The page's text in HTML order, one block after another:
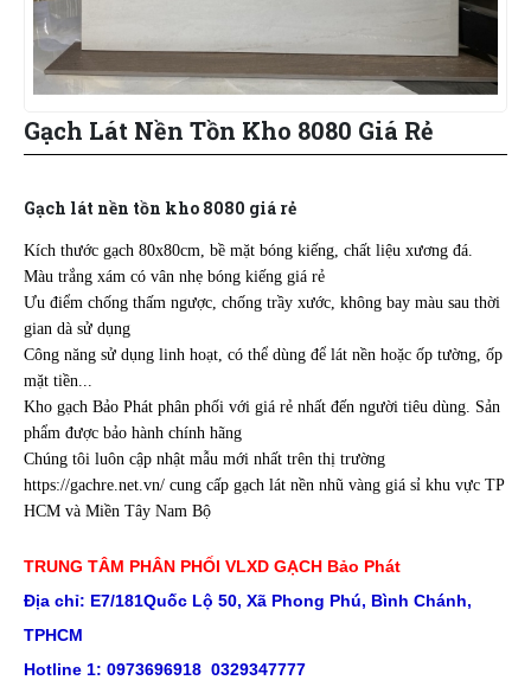
Gạch Lát Nền Tồn Kho 8080 Giá Rẻ
Gạch lát nền tồn kho 8080 giá rẻ
Kích thước gạch 80x80cm, bề mặt bóng kiếng, chất liệu xương đá.
Màu trắng xám có vân nhẹ bóng kiếng giá rẻ
Ưu điểm chống thấm ngược, chống trầy xước, không bay màu sau thời
gian dà sử dụng
Công năng sử dụng linh hoạt, có thể dùng để lát nền hoặc ốp tường, ốp
mặt tiền...
Kho gạch Bảo Phát phân phối với giá rẻ nhất đến người tiêu dùng. Sản
phẩm được bảo hành chính hãng
Chúng tôi luôn cập nhật mẫu mới nhất trên thị trường
https://gachre.net.vn/ cung cấp gạch lát nền nhũ vàng giá sỉ khu vực TP
HCM và Miền Tây Nam Bộ
TRUNG TÂM PHÂN PHỐI VLXD GẠCH Bảo Phát
Địa chỉ: E7/181Quốc Lộ 50, Xã Phong Phú, Bình Chánh,
TPHCM
Hotline 1: 0973696918 0329347777